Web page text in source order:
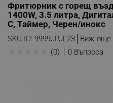
Фритюрник с горещ
1400W, 3.5 литра,
C, Таймер, Черен/инокс
SKU ID: 9999JPJL23 Виж още
(0) 0 Въпроса